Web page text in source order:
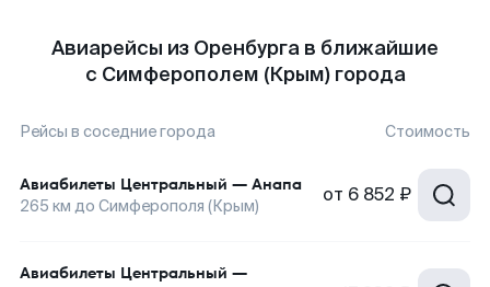
Авиарейсы из Оренбурга в ближайшие
с Симферополем (Крым) города
Рейсы в соседние города Стоимость
Авиабилеты Центральный — Анапа
265 км до Симферополя (Крым) от 6 852 ₽
Авиабилеты Центральный —